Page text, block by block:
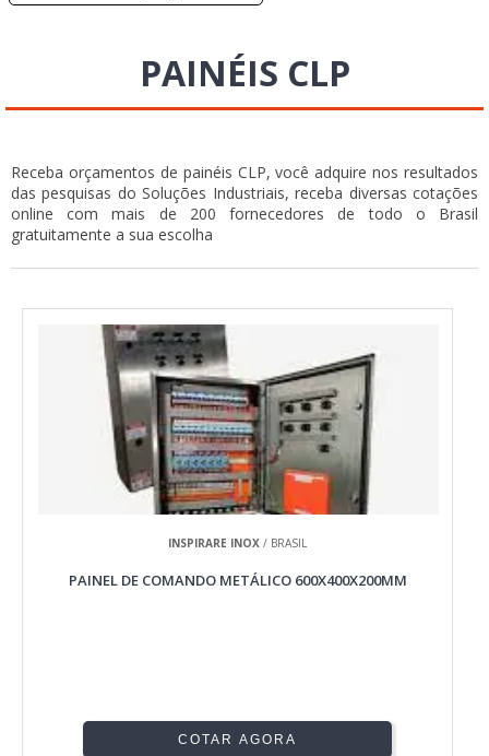
PAINÉIS CLP
Receba orçamentos de painéis CLP, você adquire nos resultados
das pesquisas do Soluções Industriais, receba diversas cotações
online com mais de 200 fornecedores de todo o Brasil
gratuitamente a sua escolha
INSPIRARE INOX / BRASIL
PAINEL DE COMANDO METÁLICO 600X400X200MM
COTAR AGORA